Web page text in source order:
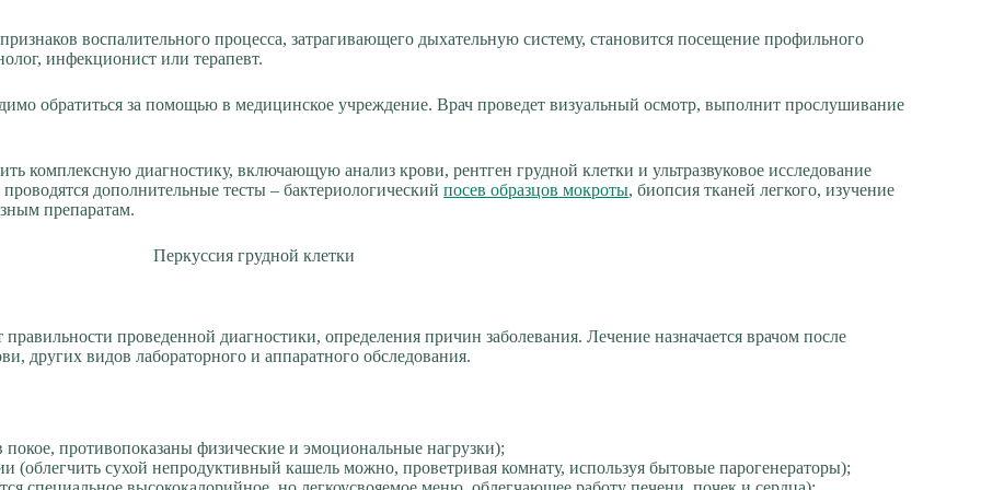
воспалительного процесса, затрагивающего дыхательную систему, становится посещение профильного
инфекционист или терапевт.
обратиться за помощью в медицинское учреждение. Врач проведет визуальный осмотр, выполнит прослушивание
комплексную диагностику, включающую анализ крови, рентген грудной клетки и ультразвуковое исследование
дополнительные тесты – бактериологическийпосев образцов мокроты, биопсия тканей легкого, изучение
препаратам.
проведенной диагностики, определения причин заболевания. Лечение назначается врачом после
других видов лабораторного и аппаратного обследования.
противопоказаны физические и эмоциональные нагрузки);
(облегчить сухой непродуктивный кашель можно, проветривая комнату, используя бытовые парогенераторы);